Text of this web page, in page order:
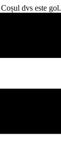
Coșul dvs este gol.